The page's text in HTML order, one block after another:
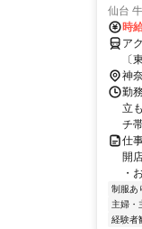
仙台
時
ア
〔
神
勤
立
チ
仕
開
・
制服あ
主婦・
経験者